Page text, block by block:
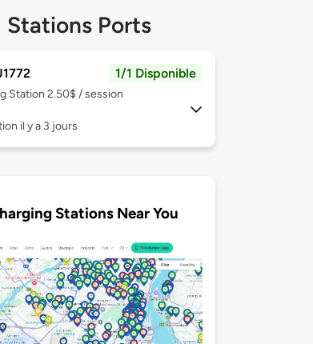
Stations Ports
1/1 Disponible
Station 2.50$ / session
il y a 3 jours
Stations Near You